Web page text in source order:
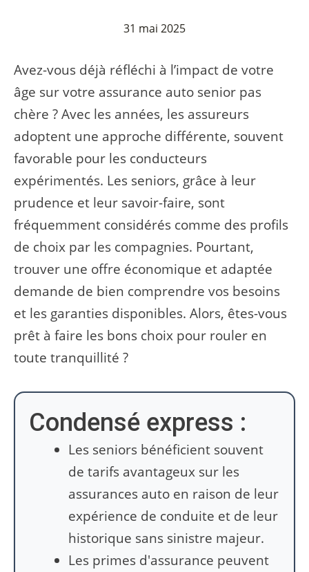
31 mai 2025
Avez-vous déjà réfléchi à l’impact de votre
âge sur votre assurance auto senior pas
chère ? Avec les années, les assureurs
adoptent une approche différente, souvent
favorable pour les conducteurs
expérimentés. Les seniors, grâce à leur
prudence et leur savoir-faire, sont
fréquemment considérés comme des profils
de choix par les compagnies. Pourtant,
trouver une offre économique et adaptée
demande de bien comprendre vos besoins
et les garanties disponibles. Alors, êtes-vous
prêt à faire les bons choix pour rouler en
toute tranquillité ?
Condensé express :
Les seniors bénéficient souvent
de tarifs avantageux sur les
assurances auto en raison de leur
expérience de conduite et de leur
historique sans sinistre majeur.
Les primes d'assurance peuvent